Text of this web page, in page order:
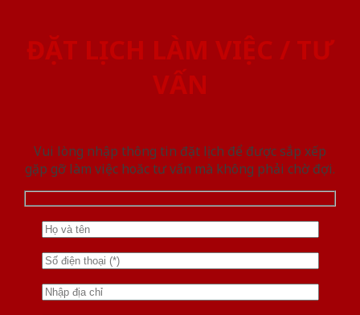
ĐẶT LỊCH LÀM VIỆC / TƯ
VẤN
Vui lòng nhập thông tin đặt lịch để được sắp xếp
gặp gỡ làm việc hoăc tư vấn mà không phải chờ đợi.